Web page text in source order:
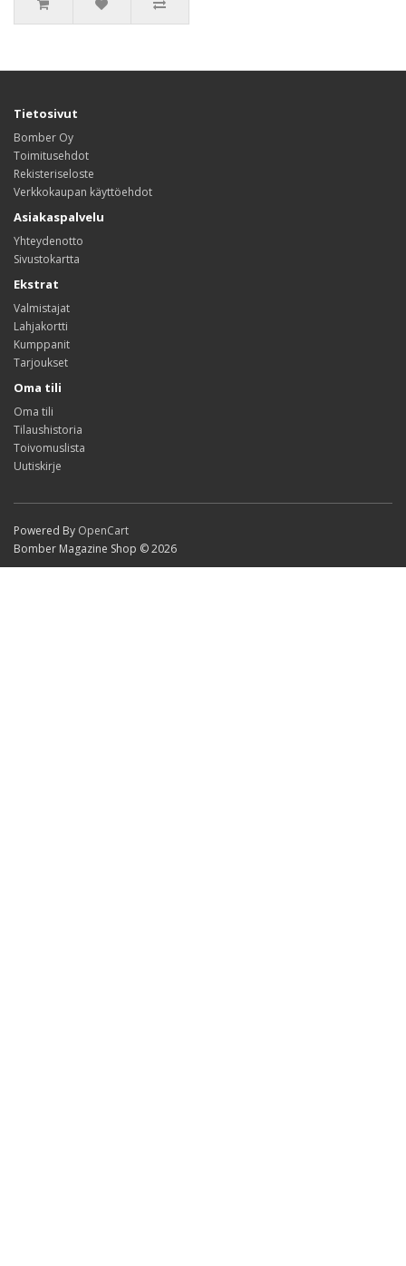
Tietosivut
Bomber Oy
Toimitusehdot
Rekisteriseloste
Verkkokaupan käyttöehdot
Asiakaspalvelu
Yhteydenotto
Sivustokartta
Ekstrat
Valmistajat
Lahjakortti
Kumppanit
Tarjoukset
Oma tili
Oma tili
Tilaushistoria
Toivomuslista
Uutiskirje
Powered By OpenCart
Bomber Magazine Shop © 2026